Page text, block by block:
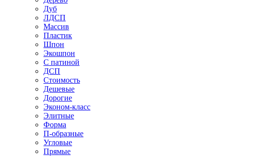
Дуб
ЛДСП
Массив
Пластик
Шпон
Экошпон
С патиной
ДСП
Стоимость
Дешевые
Дорогие
Эконом-класс
Элитные
Форма
П-образные
Угловые
Прямые